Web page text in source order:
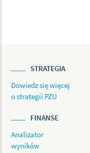
STRATEGIA
Dowiedz się więcej
o strategii PZU
FINANSE
Analizator
wyników